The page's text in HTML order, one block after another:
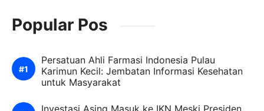
Popular Pos
Persatuan Ahli Farmasi Indonesia Pulau
Karimun Kecil: Jembatan Informasi Kesehatan
untuk Masyarakat